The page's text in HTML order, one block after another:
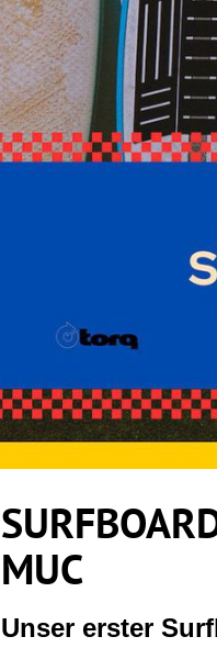
MUC
Unser erster